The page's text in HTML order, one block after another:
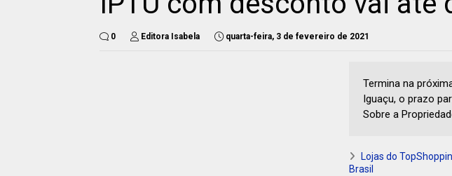
0 Editora Isabela quarta-feira, 3 de fevereiro de 2021
Termina na
Iguaçu, o prazo
Sobre a
Lojas do
Brasil